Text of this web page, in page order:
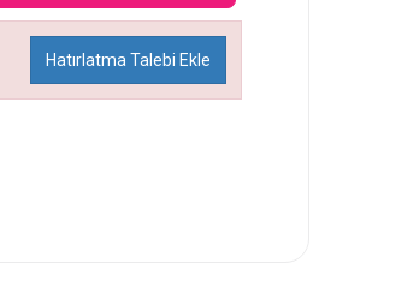
Hatırlatma Talebi Ekle